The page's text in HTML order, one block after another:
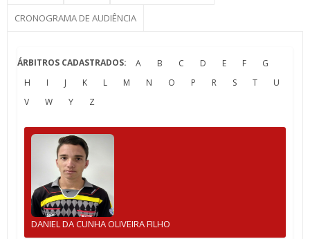
CRONOGRAMA DE AUDIÊNCIA
ÁRBITROS CADASTRADOS: A B C D E F
G
H
I J K L M N O P R S T
U
V
W Y Z
DANIEL DA CUNHA OLIVEIRA FILHO